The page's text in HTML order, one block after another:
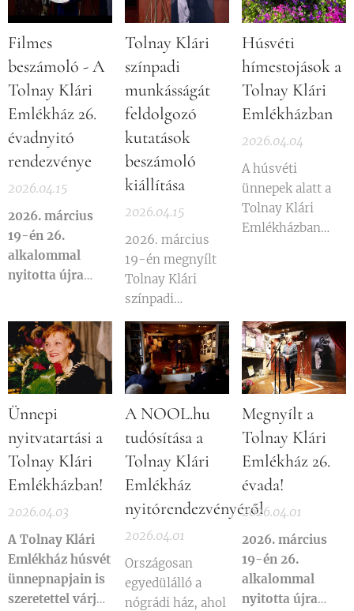
Filmes
beszámoló - A
Tolnay Klári
Emlékház 26.
évadnyitó
rendezvénye
2026.04.15
2026. március
19-én 26.
alkalommal
nyitotta újra
Tolnay Klári
színpadi
munkásságát
feldolgozó
kutatások
beszámoló
kiállítása
2026.04.15
2026. március
19-én megnyílt
Tolnay Klári
színpadi
munkásságát
feldolgozó
kutatások
beszámoló
kiállítása a
Tolnay Klári
Emlékházban.
Húsvéti
hímestojások a
Tolnay Klári
Emlékházban
2026.04.04
A húsvéti
ünnepek alatt a
Tolnay Klári
Emlékházban
csodálatos
alkotásai,
amelyek a
tradicionális
nógrádi palóc
motívumkincsek
őrzői.
Ünnepi
nyitvatartási a
Tolnay Klári
Emlékházban!
2026.04.03
A Tolnay Klári
Emlékház húsvét
ünnepnapjain is
szeretettel várja
A NOOL.hu
tudósítása a
Tolnay Klári
Emlékház
nyitórendezvényéről
2026.04.01
Országosan
egyedülálló a
nógrádi ház, ahol
Megnyílt a
Tolnay Klári
Emlékház 26.
évada!
2026.04.01
2026. március
19-én 26.
alkalommal
nyitotta újra